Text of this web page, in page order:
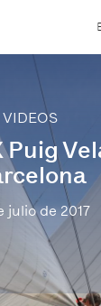
VIDEOS
Puig
julio de 2017